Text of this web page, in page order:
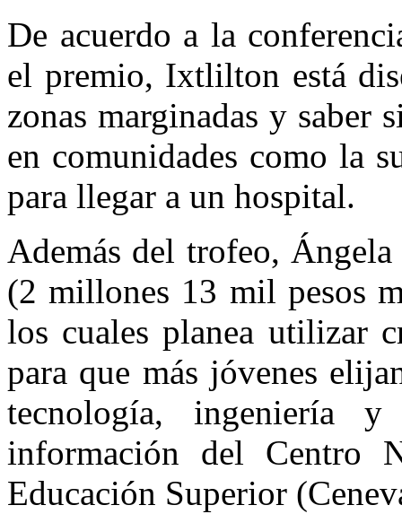
De acuerdo a la
el premio, Ixtlilton está
zonas marginadas y saber
en comunidades como la
para llegar a un hospital.
Además del trofeo,
(2 millones 13 mil pesos
los cuales planea utilizar
para que más jóvenes
tecnología, ingeniería
información del Centro
Educación Superior